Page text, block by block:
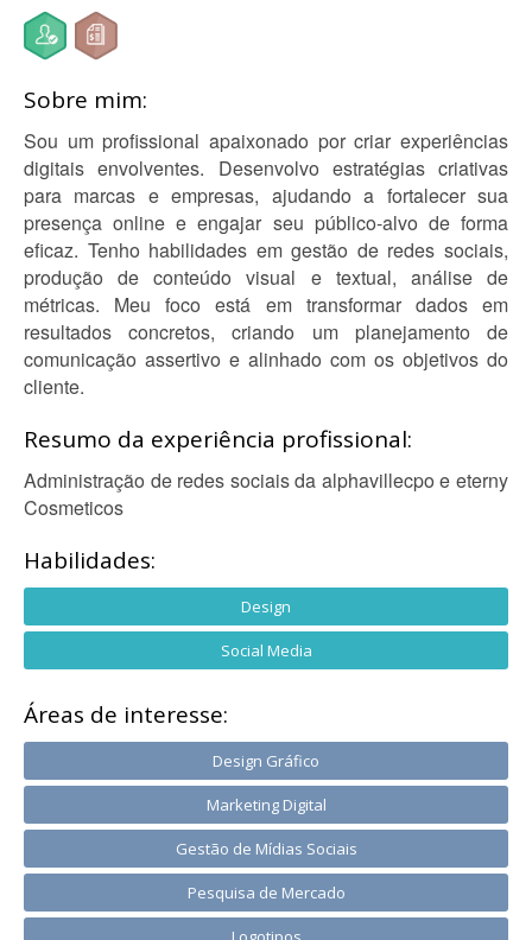
Sobre mim:
Sou um profissional apaixonado por criar experiências
digitais envolventes. Desenvolvo estratégias criativas
para marcas e empresas, ajudando a fortalecer sua
presença online e engajar seu público-alvo de forma
eficaz. Tenho habilidades em gestão de redes sociais,
produção de conteúdo visual e textual, análise de
métricas. Meu foco está em transformar dados em
resultados concretos, criando um planejamento de
comunicação assertivo e alinhado com os objetivos do
cliente.
Resumo da experiência profissional:
Administração de redes sociais da alphavillecpo e eterny
Cosmeticos
Habilidades:
Design
Social Media
Áreas de interesse:
Design Gráfico
Marketing Digital
Gestão de Mídias Sociais
Pesquisa de Mercado